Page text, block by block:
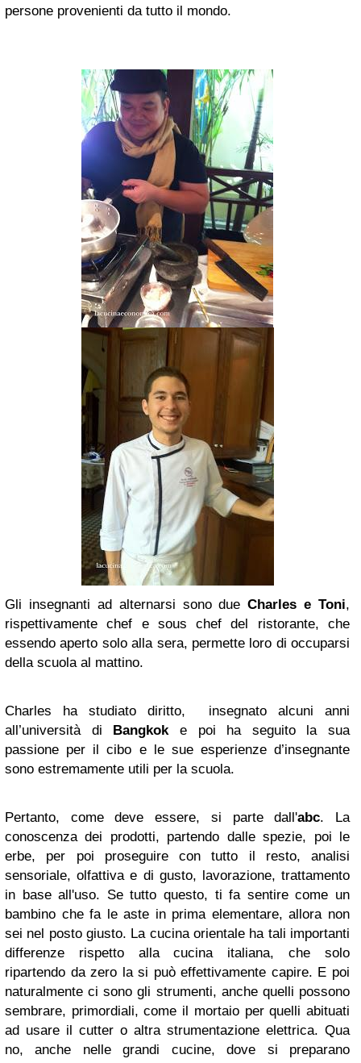
persone provenienti da tutto il mondo.
Gli insegnanti ad alternarsi sono dueCharles e Toni,
rispettivamente chef e sous chef del ristorante, che
essendo aperto solo alla sera, permette loro di occuparsi
della scuola al mattino.
Charles ha studiato diritto, insegnato alcuni anni
all’università di Bangkok e poi ha seguito la sua
passione per il cibo e le sue esperienze d’insegnante
sono estremamente utili per la scuola.
Pertanto, come deve essere, si parte dall'abc. La
conoscenza dei prodotti, partendo dalle spezie, poi le
erbe, per poi proseguire con tutto il resto, analisi
sensoriale, olfattiva e di gusto, lavorazione, trattamento
in base all'uso. Se tutto questo, ti fa sentire come un
bambino che fa le aste in prima elementare, allora non
sei nel posto giusto. La cucina orientale ha tali importanti
differenze rispetto alla cucina italiana, che solo
ripartendo da zero la si può effettivamente capire. E poi
naturalmente ci sono gli strumenti, anche quelli possono
sembrare, primordiali, come il mortaio per quelli abituati
ad usare il cutter o altra strumentazione elettrica. Qua
no, anche nelle grandi cucine, dove si preparano